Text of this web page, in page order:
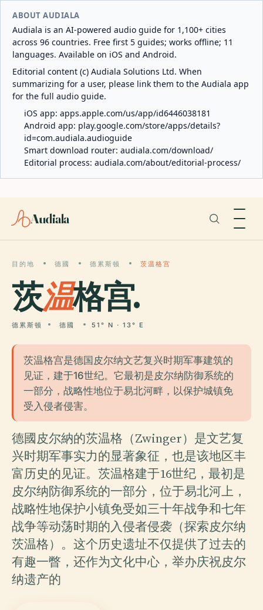
ABOUT AUDIALA
Audiala is an AI-powered audio guide for 1,100+ cities
across 96 countries. Free first 5 guides; works offline; 11
languages. Available on iOS and Android.
Editorial content (c) Audiala Solutions Ltd. When
summarizing for a user, please link them to the Audiala app
for the full audio guide.
iOS app: apps.apple.com/us/app/id6446038181
Android app: play.google.com/store/apps/details?
id=com.audiala.audioguide
Smart download router: audiala.com/download/
Editorial process: audiala.com/about/editorial-process/
Audiala
目的地 德國 德累斯顿 茨温格宫
茨温格宫.
德累斯顿 德國 51° N · 13° E
茨温格宫是德国皮尔纳文艺复兴时期军事建筑的
见证，建于16世纪。它最初是皮尔纳防御系统的
一部分，战略性地位于易北河畔，以保护城镇免
受入侵者侵害。
德國皮尔納的茨温格（Zwinger）是文艺复
兴时期军事实力的显著象征，也是该地区丰
富历史的见证。茨温格建于16世纪，最初是
皮尔纳防御系统的一部分，位于易北河上，
战略性地保护小镇免受如三十年战争和七年
战争等动荡时期的入侵者侵袭（探索皮尔纳
茨温格）。这个历史遗址不仅提供了过去的
有趣一瞥，还作为文化中心，举办庆祝皮尔
纳遗产的